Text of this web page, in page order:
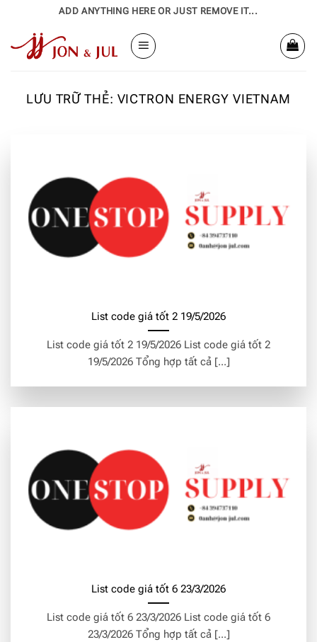
nội
ADD ANYTHING HERE OR JUST REMOVE IT...
LƯU TRỮ THẺ: VICTRON ENERGY VIETNAM
List code giá tốt 2 19/5/2026
List code giá tốt 2 19/5/2026 List code giá tốt 2
19/5/2026 Tổng hợp tất cả [...]
List code giá tốt 6 23/3/2026
List code giá tốt 6 23/3/2026 List code giá tốt 6
23/3/2026 Tổng hợp tất cả [...]